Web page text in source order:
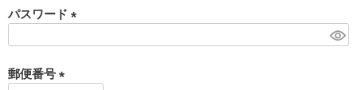
パスワード
郵便番号